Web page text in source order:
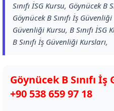
Sınıfı İSG Kursu, Göynücek B
Göynücek B Sınıfı İş Güvenliği
Güvenliği Kursu, B Sınıfı İSG
B Sınıfı İş Güvenliği Kursları,
Göynücek B Sınıfı
+90 538 659 97 18